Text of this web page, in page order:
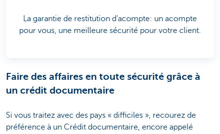
La garantie de restitution d’acompte: un acompte
pour vous, une meilleure sécurité pour votre client.
Faire des affaires en toute sécurité grâce à
un crédit documentaire
Si vous traitez avec des pays « difficiles », recourez de
préférence à un Crédit documentaire, encore appelé